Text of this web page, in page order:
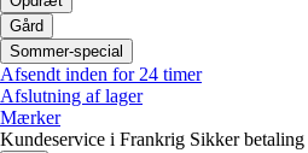
Gård
Sommer-special
Afsendt inden for 24 timer
Afslutning af lager
Mærker
Kundeservice i Frankrig Sikker betaling